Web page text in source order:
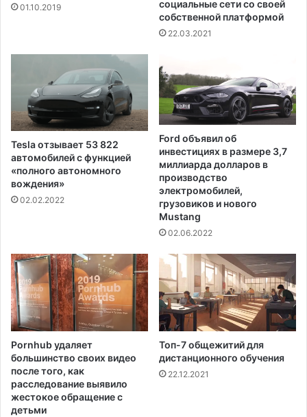
о 01.10.2019
социальные сети со своей
собственной платформой
22.03.2021
Tesla отзывает 53 822
автомобилей с функцией
«полного автономного
вождения»
02.02.2022
Ford объявил об
инвестициях в размере 3,7
миллиарда долларов в
производство
электромобилей,
грузовиков и нового
Mustang
02.06.2022
Pornhub удаляет
большинство своих видео
после того, как
расследование выявило
жестокое обращение с
детьми
Топ-7 общежитий для
дистанционного обучения
22.12.2021